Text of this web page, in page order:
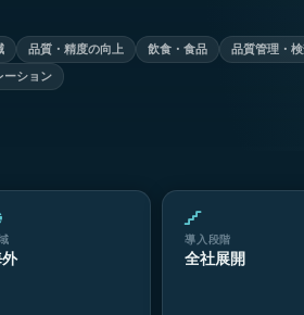
品質・精度の向上 飲食・食品 品質管理・
ーション
導入段階
全社展開